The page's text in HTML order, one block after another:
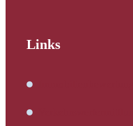
Links